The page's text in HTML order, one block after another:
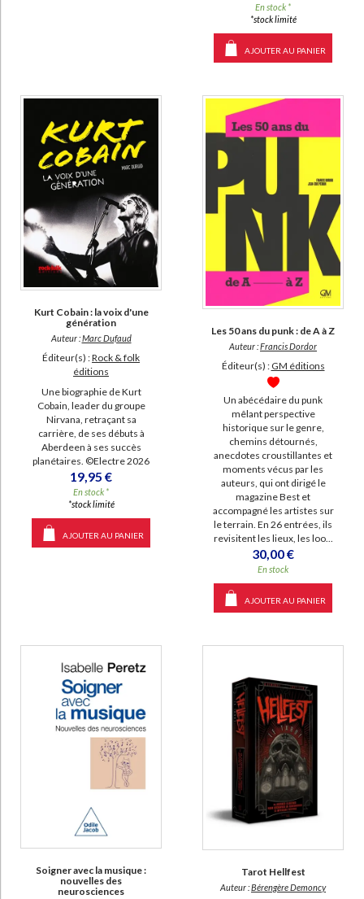
En stock *
*stock limité
AJOUTER AU PANIER
Kurt Cobain : la voix d'une
génération
Auteur :Marc Dufaud
Éditeur(s) :Rock & folk
éditions
Une biographie de Kurt
Cobain, leader du groupe
Nirvana, retraçant sa
carrière, de ses débuts à
Aberdeen à ses succès
planétaires. ©Electre 2026
19,95 €
En stock *
*stock limité
AJOUTER AU PANIER
Les 50 ans du punk : de A à Z
Auteur :Francis Dordor
Éditeur(s) : GM éditions
Un abécédaire du punk
mêlant perspective
historique sur le genre,
chemins détournés,
anecdotes croustillantes et
moments vécus par les
auteurs, qui ont dirigé le
magazine Best et
accompagné les artistes sur
le terrain. En 26 entrées, ils
revisitent les lieux, les loo...
30,00 €
En stock
AJOUTER AU PANIER
Soigner avec la musique :
nouvelles des
neurosciences
Tarot Hellfest
Auteur :Bérengère Demoncy